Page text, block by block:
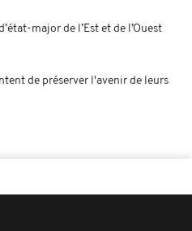
major de l’Est et de l’Ouest
de préserver l'avenir de leurs